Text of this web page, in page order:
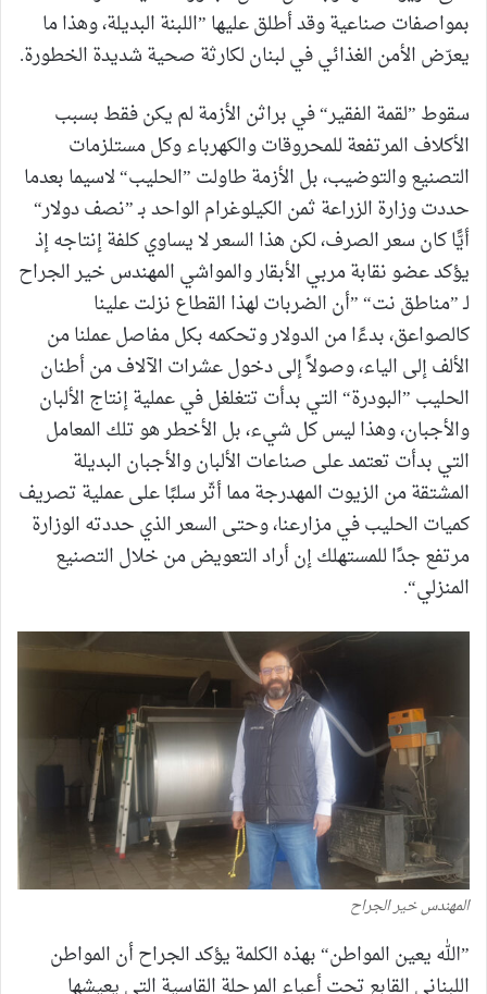
بمواصفات صناعية وقد أطلق عليها ”اللبنة البديلة، وهذا ما
يعرّض الأمن الغذائي في لبنان لكارثة صحية شديدة الخطورة.
سقوط ”لقمة الفقير“ في براثن الأزمة لم يكن فقط بسبب
الأكلاف المرتفعة للمحروقات والكهرباء وكل مستلزمات
التصنيع والتوضيب، بل الأزمة طاولت ”الحليب“ لاسيما بعدما
حددت وزارة الزراعة ثمن الكيلوغرام الواحد بـ ”نصف دولار“
أيًّا كان سعر الصرف، لكن هذا السعر لا يساوي كلفة إنتاجه إذ
يؤكد عضو نقابة مربي الأبقار والمواشي المهندس خير الجراح
لـ ”مناطق نت“ ”أن الضربات لهذا القطاع نزلت علينا
كالصواعق، بدءًا من الدولار وتحكمه بكل مفاصل عملنا من
الألف إلى الياء، وصولاً إلى دخول عشرات الآلاف من أطنان
الحليب ”البودرة“ التي بدأت تتغلغل في عملية إنتاج الألبان
والأجبان، وهذا ليس كل شيء، بل الأخطر هو تلك المعامل
التي بدأت تعتمد على صناعات الألبان والأجبان البديلة
المشتقة من الزيوت المهدرجة مما أثّر سلبًا على عملية تصريف
كميات الحليب في مزارعنا، وحتى السعر الذي حددته الوزارة
مرتفع جدًا للمستهلك إن أراد التعويض من خلال التصنيع
المنزلي“.
المهندس خير الجراح
”الله يعين المواطن“ بهذه الكلمة يؤكد الجراح أن المواطن